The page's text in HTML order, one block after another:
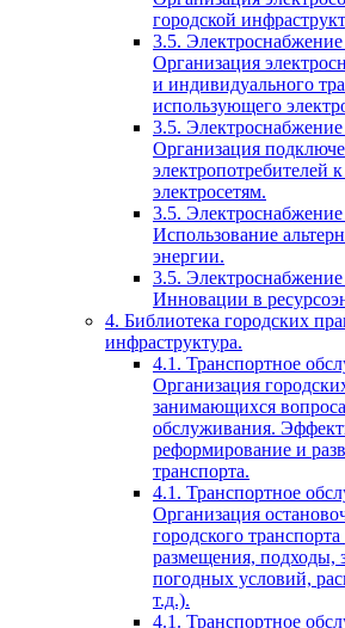
городской
3.5.
Организация
и индивидуального
использующего
3.5.
Организация
электропотребителей
электросетям.
3.5.
Использование
энергии.
3.5.
Инновации в
4. Библиотека городских
инфраструктура.
4.1. Транспортное
Организация
занимающихся
обслуживания.
реформирование и
транспорта.
4.1. Транспортное
Организация
городского
размещения, подходы,
погодных условий,
т.д.).
4.1. Транспортное